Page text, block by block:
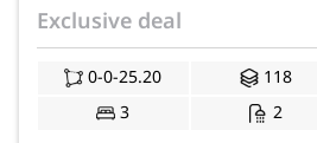
Exclusive deal
0-0-25.20 118
3
2